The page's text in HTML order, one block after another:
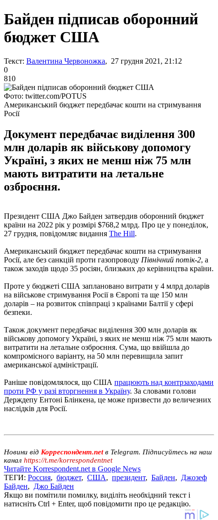
Байден підписав оборонний
бюджет США
Текст: Валентина Червоножка, 27 грудня 2021, 21:12
0
810
Фото: twitter.com/POTUS
Американський бюджет передбачає кошти на стримування
Росії
Документ передбачає виділення 300
млн доларів як військову допомогу
Україні, з яких не менш ніж 75 млн
мають витратити на летальне
озброєння.
Президент США Джо Байден затвердив оборонний бюджет
країни на 2022 рік у розмірі $768,2 млрд. Про це у понеділок,
27 грудня, повідомляє видання The Hill.
Американський бюджет передбачає кошти на стримування
Росії, але без санкцій проти газопроводу Північний потік-2, а
також заходів щодо 35 росіян, близьких до керівництва країни.
Проте у бюджеті США заплановано витрати у 4 млрд доларів
на військове стримування Росії в Європі та ще 150 млн
доларів – на розвиток співпраці з країнами Балтії у сфері
безпеки.
Також документ передбачає виділення 300 млн доларів як
військову допомогу Україні, з яких не менш ніж 75 млн мають
витратити на летальне озброєння. Сума, що ввійшла до
компромісного варіанту, на 50 млн перевищила запит
американської адміністрації.
Раніше повідомлялося, що США працюють над контрзаходами
проти РФ у разі вторгнення в Україну. За словами голови
Держдепу Ентоні Блінкена, це може призвести до величезних
наслідків для Росії.
Новини від Корреспондент.netв Telegram. Підписуйтесь на наш
канал https://t.me/korrespondentnet
Читайте Korrespondent.net в Google News
ТЕГИ: Россия, бюджет, США, президент, Байден, Джозеф
Байден, Джо Байден
Якщо ви помітили помилку, виділіть необхідний текст і
натисніть Ctrl + Enter, щоб повідомити про це редакцію.